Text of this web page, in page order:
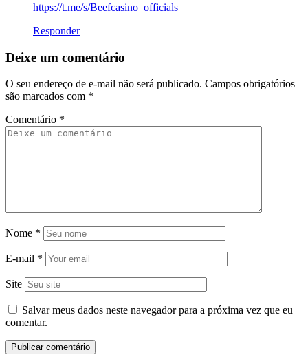
https://t.me/s/Beefcasino_officials
Responder
Deixe um comentário
O seu endereço de e-mail não será publicado. Campos obrigatórios
são marcados com *
Comentário *
Nome *
E-mail *
Site
Salvar meus dados neste navegador para a próxima vez que eu
comentar.